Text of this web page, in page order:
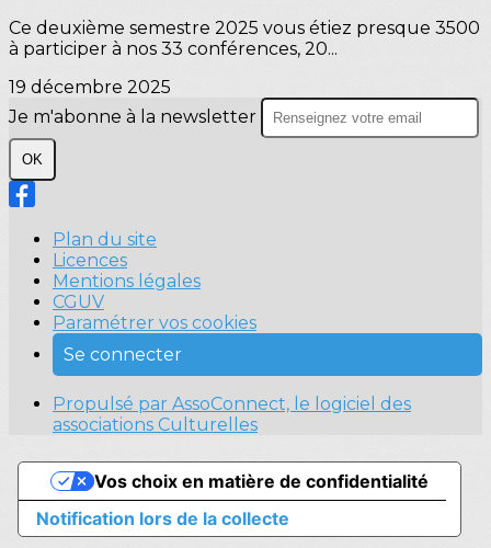
Ce deuxième semestre 2025 vous étiez presque 3500
à participer à nos 33 conférences, 20...
19 décembre 2025
Je m'abonne à la newsletter
OK
Plan du site
Licences
Mentions légales
CGUV
Paramétrer vos cookies
Se connecter
Propulsé par AssoConnect, le logiciel des
associations Culturelles
Notification lors de la collecte
Vos choix en matière de confidentialité